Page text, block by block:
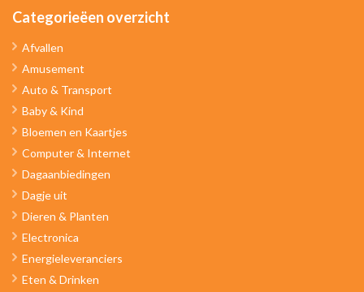
Categorieëen overzicht
Afvallen
Amusement
Auto & Transport
Baby & Kind
Bloemen en Kaartjes
Computer & Internet
Dagaanbiedingen
Dagje uit
Dieren & Planten
Electronica
Energieleveranciers
Eten & Drinken